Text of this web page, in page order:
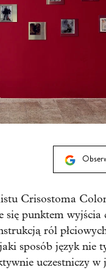
Crisostoma
punktem wyjścia
ról
sposób język nie
uczestniczy